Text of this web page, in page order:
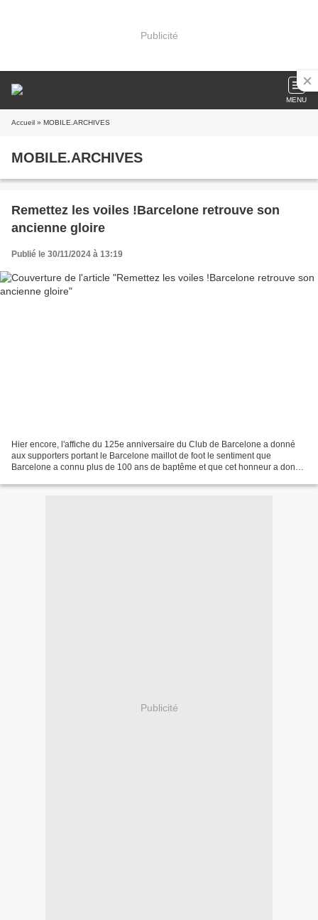
Publicité
MENU
Accueil » MOBILE.ARCHIVES
MOBILE.ARCHIVES
Remettez les voiles !Barcelone retrouve son
ancienne gloire
Publié le 30/11/2024 à 13:19
Hier encore, l'affiche du 125e anniversaire du Club de Barcelone a donné
aux supporters portant le Barcelone maillot de foot le sentiment que
Barcelone a connu plus de 100 ans de baptême et que cet honneur a donné
Publicité